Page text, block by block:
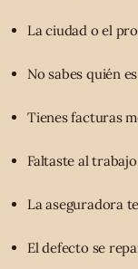
La ciudad o el
No sabes quién
Tienes facturas
Faltaste al
La aseguradora
El defecto se